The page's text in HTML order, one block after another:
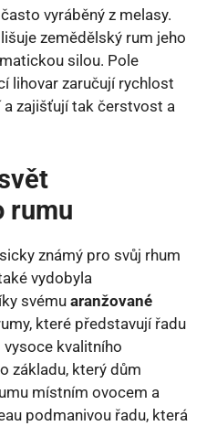
vyráběný z melasy.
zemědělský rum jeho
silou. Pole
lihovar zaručují rychlost
zajišťují tak čerstvost a
rumu
známý pro svůj rhum
vydobyla
svému aranžované
které představují řadu
kvalitního
základu, který dům
místním ovocem a
podmanivou řadu, která